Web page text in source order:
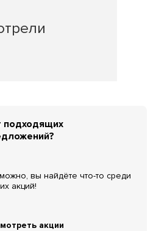
подходящих
вы найдёте что-то среди
акций!
акции